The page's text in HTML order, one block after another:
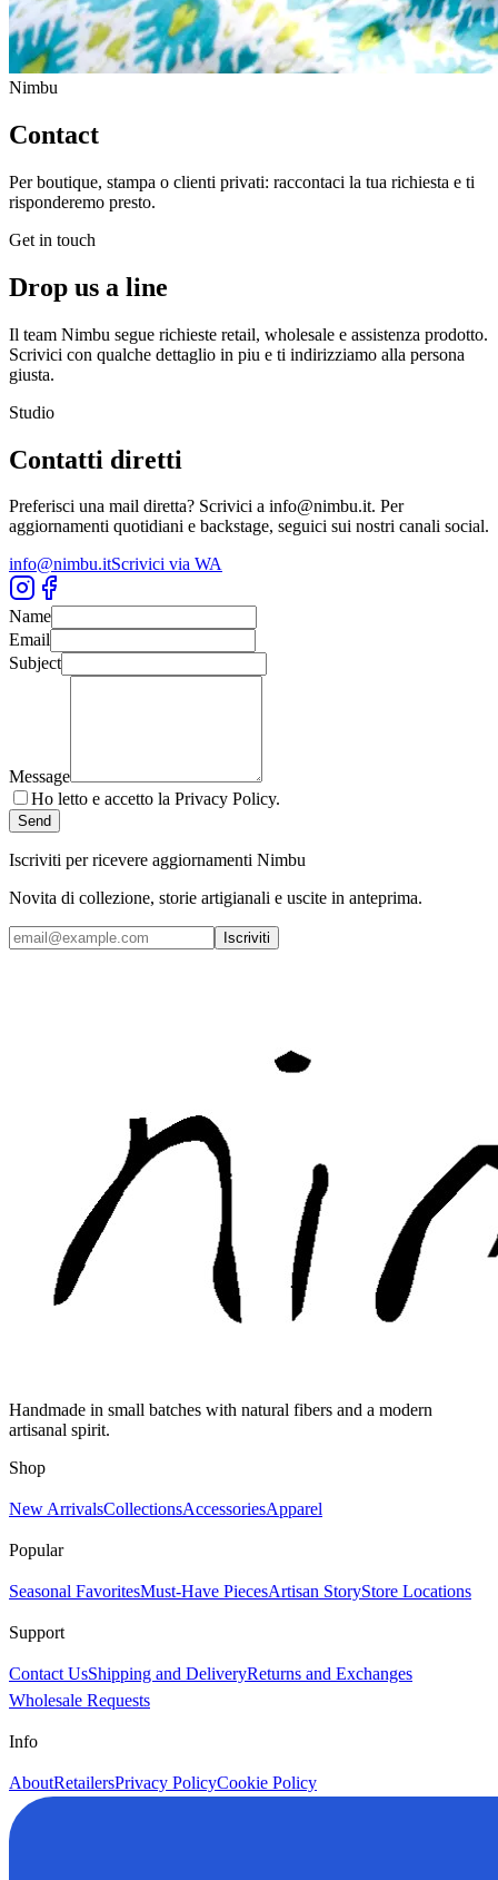
Nimbu
Contact
Per boutique, stampa o clienti privati: raccontaci la tua richiesta e ti
risponderemo presto.
Get in touch
Drop us a line
Il team Nimbu segue richieste retail, wholesale e assistenza prodotto.
Scrivici con qualche dettaglio in piu e ti indirizziamo alla persona
giusta.
Studio
Contatti diretti
Preferisci una mail diretta? Scrivici a info@nimbu.it. Per
aggiornamenti quotidiani e backstage, seguici sui nostri canali social.
info@nimbu.itScrivici via WA
Name
Email
Subject
Message
Ho letto e accetto la Privacy Policy.
Send
Iscriviti per ricevere aggiornamenti Nimbu
Novita di collezione, storie artigianali e uscite in anteprima.
Iscriviti
Handmade in small batches with natural fibers and a modern
artisanal spirit.
Shop
New ArrivalsCollectionsAccessoriesApparel
Popular
Seasonal FavoritesMust-Have PiecesArtisan StoryStore Locations
Support
Contact UsShipping and DeliveryReturns and Exchanges
Wholesale Requests
Info
AboutRetailersPrivacy PolicyCookie Policy